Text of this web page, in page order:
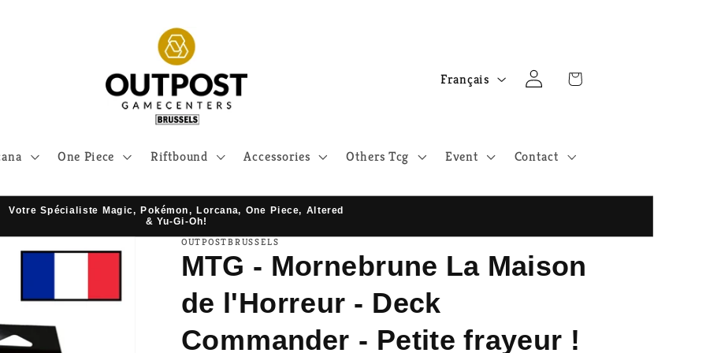
One Piece Riftbound Accessories Others Tcg Event Contact
Français Connexion Panier
Votre Spécialiste Magic, Pokémon, Lorcana, One Piece, Altered
& Yu-Gi-Oh!
OUTPOSTBRUSSELS
MTG - Mornebrune La Maison
de l'Horreur - Deck
Commander - Petite frayeur !